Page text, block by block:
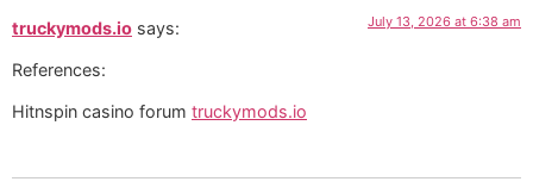
truckymods.io says: July 13, 2026 at 6:38 am
References:
Hitnspin casino forum truckymods.io